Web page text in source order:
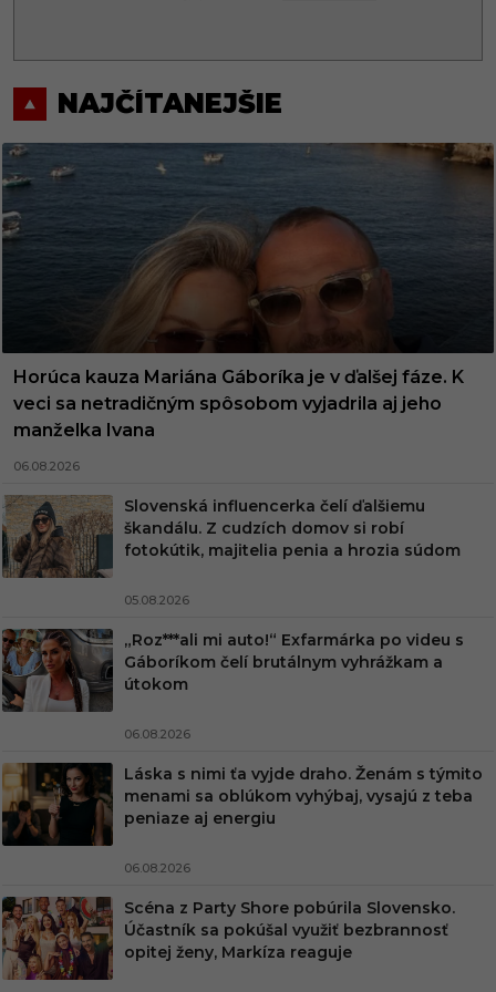
NAJČÍTANEJŠIE
Horúca kauza Mariána Gáboríka je v ďalšej fáze. K
veci sa netradičným spôsobom vyjadrila aj jeho
manželka Ivana
06.08.2026
Slovenská influencerka čelí ďalšiemu
škandálu. Z cudzích domov si robí
fotokútik, majitelia penia a hrozia súdom
05.08.2026
„Roz***ali mi auto!“ Exfarmárka po videu s
Gáboríkom čelí brutálnym vyhrážkam a
útokom
06.08.2026
Láska s nimi ťa vyjde draho. Ženám s týmito
menami sa oblúkom vyhýbaj, vysajú z teba
peniaze aj energiu
06.08.2026
Scéna z Party Shore pobúrila Slovensko.
Účastník sa pokúšal využiť bezbrannosť
opitej ženy, Markíza reaguje